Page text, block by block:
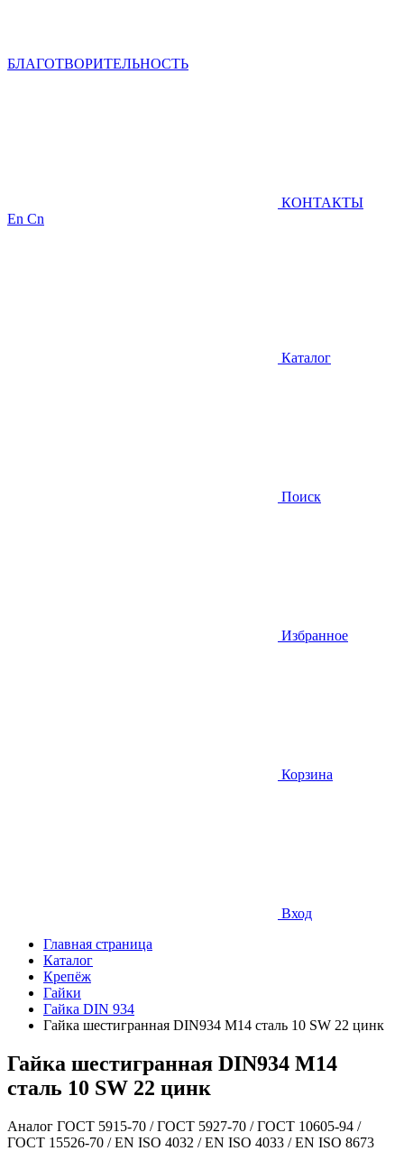
БЛАГОТВОРИТЕЛЬНОСТЬ
КОНТАКТЫ
En Cn
Каталог
Поиск
Избранное
Корзина
Вход
Главная страница
Каталог
Крепёж
Гайки
Гайка DIN 934
Гайка шестигранная DIN934 М14 сталь 10 SW 22 цинк
Гайка шестигранная DIN934 М14
сталь 10 SW 22 цинк
Аналог ГОСТ 5915-70 / ГОСТ 5927-70 / ГОСТ 10605-94 /
ГОСТ 15526-70 / EN ISO 4032 / EN ISO 4033 / EN ISO 8673